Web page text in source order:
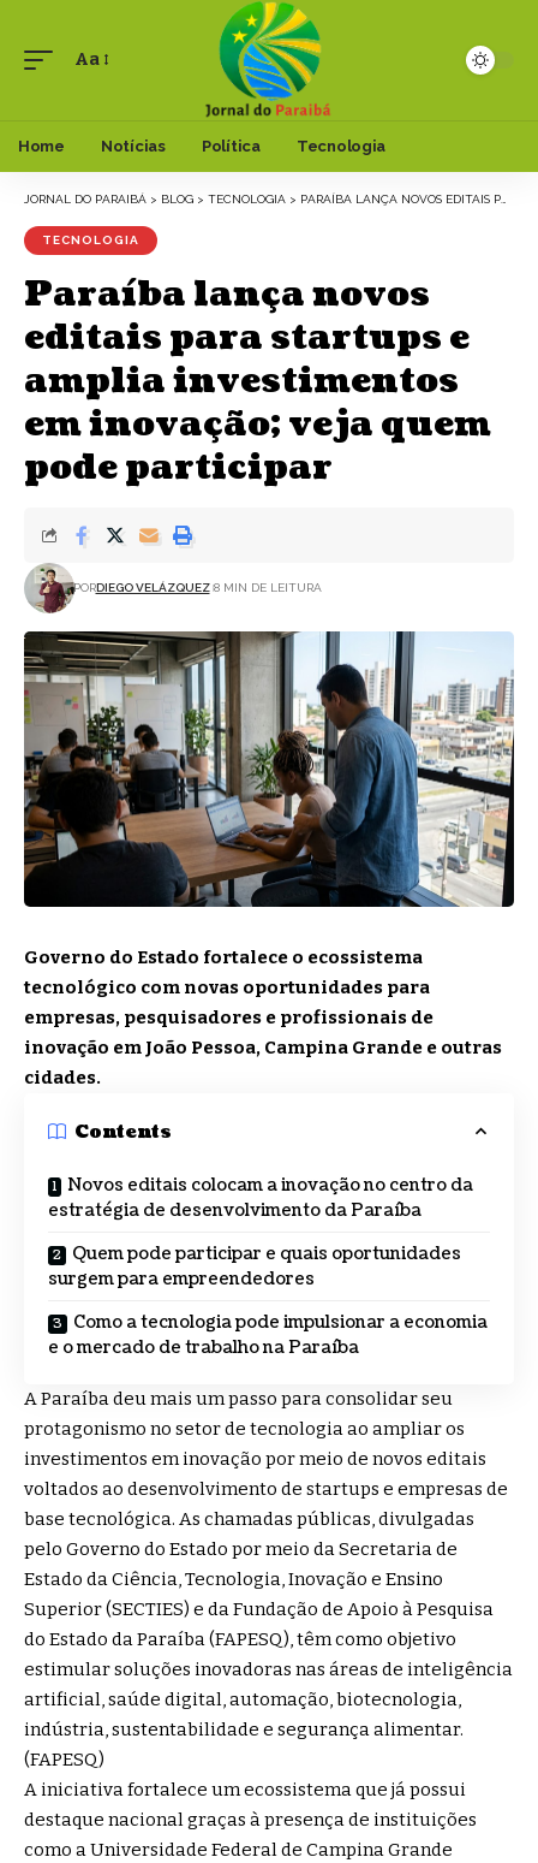
Aa
Home Notícias Política Tecnologia
JORNAL DO PARAIBÁ > BLOG > TECNOLOGIA > PARAÍBA LANÇA NOVOS EDITAIS PARA STARTUPS E AMPLIA INVESTIMENTOS EM INOVAÇÃO; VEJA QUEM PODE PARTICIPAR
TECNOLOGIA
Paraíba lança novos
editais para startups e
amplia investimentos
em inovação; veja quem
pode participar
PORDIEGO VELÁZQUEZ 8 MIN DE LEITURA
Governo do Estado fortalece o ecossistema
tecnológico com novas oportunidades para
empresas, pesquisadores e profissionais de
inovação em João Pessoa, Campina Grande e outras
cidades.
Contents
Novos editais colocam a inovação no centro da
estratégia de desenvolvimento da Paraíba
Quem pode participar e quais oportunidades
surgem para empreendedores
Como a tecnologia pode impulsionar a economia
e o mercado de trabalho na Paraíba
A Paraíba deu mais um passo para consolidar seu
protagonismo no setor de tecnologia ao ampliar os
investimentos em inovação por meio de novos editais
voltados ao desenvolvimento de startups e empresas de
base tecnológica. As chamadas públicas, divulgadas
pelo Governo do Estado por meio da Secretaria de
Estado da Ciência, Tecnologia, Inovação e Ensino
Superior (SECTIES) e da Fundação de Apoio à Pesquisa
do Estado da Paraíba (FAPESQ), têm como objetivo
estimular soluções inovadoras nas áreas de inteligência
artificial, saúde digital, automação, biotecnologia,
indústria, sustentabilidade e segurança alimentar.
(FAPESQ)
A iniciativa fortalece um ecossistema que já possui
destaque nacional graças à presença de instituições
como a Universidade Federal de Campina Grande